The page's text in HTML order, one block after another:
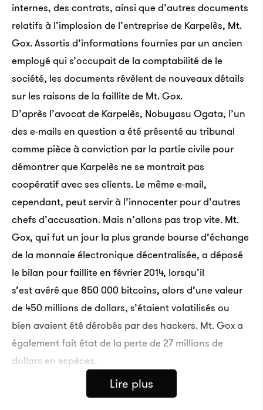
internes, des contrats, ainsi que d’autres documents
relatifs à l’implosion de l’entreprise de Karpelès, Mt.
Gox. Assortis d’informations fournies par un ancien
employé qui s’occupait de la comptabilité de le
société, les documents révèlent de nouveaux détails
sur les raisons de la faillite de Mt. Gox.
D’après l’avocat de Karpelès, Nobuyasu Ogata, l’un
des e-mails en question a été présenté au tribunal
comme pièce à conviction par la partie civile pour
démontrer que Karpelès ne se montrait pas
coopératif avec ses clients. Le même e-mail,
cependant, peut servir à l’innocenter pour d’autres
chefs d’accusation. Mais n’allons pas trop vite. Mt.
Gox, qui fut un jour la plus grande bourse d’échange
de la monnaie électronique décentralisée, a déposé
le bilan pour faillite en février 2014, lorsqu’il
s’est avéré que 850 000 bitcoins, alors d’une valeur
de 450 millions de dollars, s’étaient volatilisés ou
bien avaient été dérobés par des hackers. Mt. Gox a
également fait état de la perte de 27 millions de
dollars en espèces.
Le 7 mars 2014, une semaine après les faits, Mt. Gox a
Lire plus